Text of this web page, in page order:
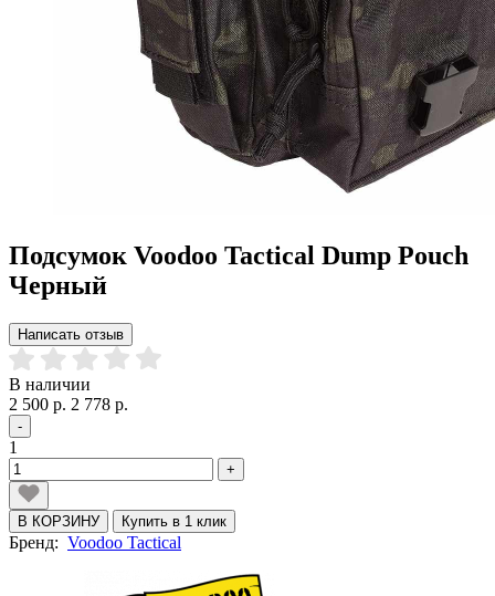
Подсумок Voodoo Tactical Dump Pouch
Черный
Написать отзыв
В наличии
2 500 р. 2 778 р.
-
1
+
В КОРЗИНУ Купить в 1 клик
Бренд: Voodoo Tactical